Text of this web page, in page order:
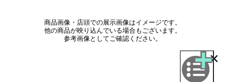
商品画像・店頭での展示画像はイメージです。
他の商品が映り込んでいる場合もございます。
参考画像としてご確認ください。
×